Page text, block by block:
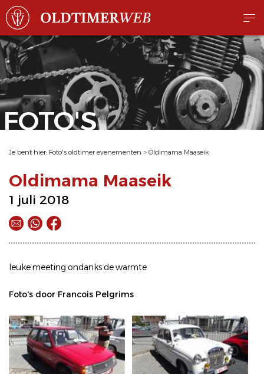
FOTO'S
Je bent hier: Foto's oldtimer evenementen > Oldimama Maaseik
Oldimama Maaseik
1 juli 2018
leuke meeting ondanks de warmte
Foto's door Francois Pelgrims